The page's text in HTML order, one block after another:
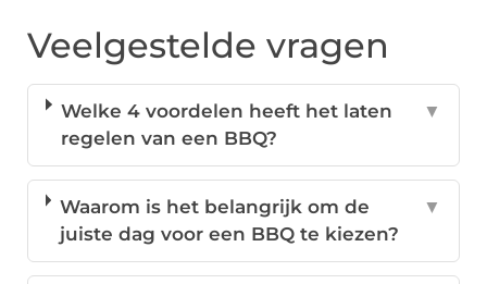
Veelgestelde vragen
Welke 4 voordelen heeft het laten
regelen van een BBQ?
▼
Waarom is het belangrijk om de
juiste dag voor een BBQ te kiezen?
▼